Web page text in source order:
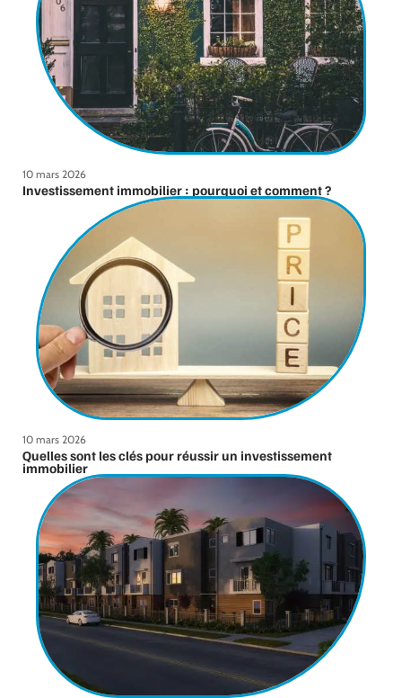
10 mars 2026
Investissement immobilier : pourquoi et comment ?
10 mars 2026
Quelles sont les clés pour réussir un investissement
immobilier